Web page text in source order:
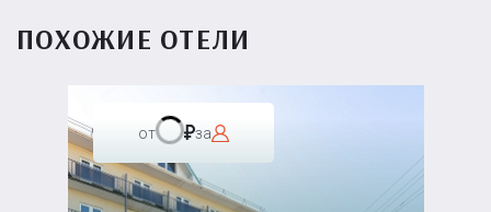
ПОХОЖИЕ ОТЕЛИ
от за